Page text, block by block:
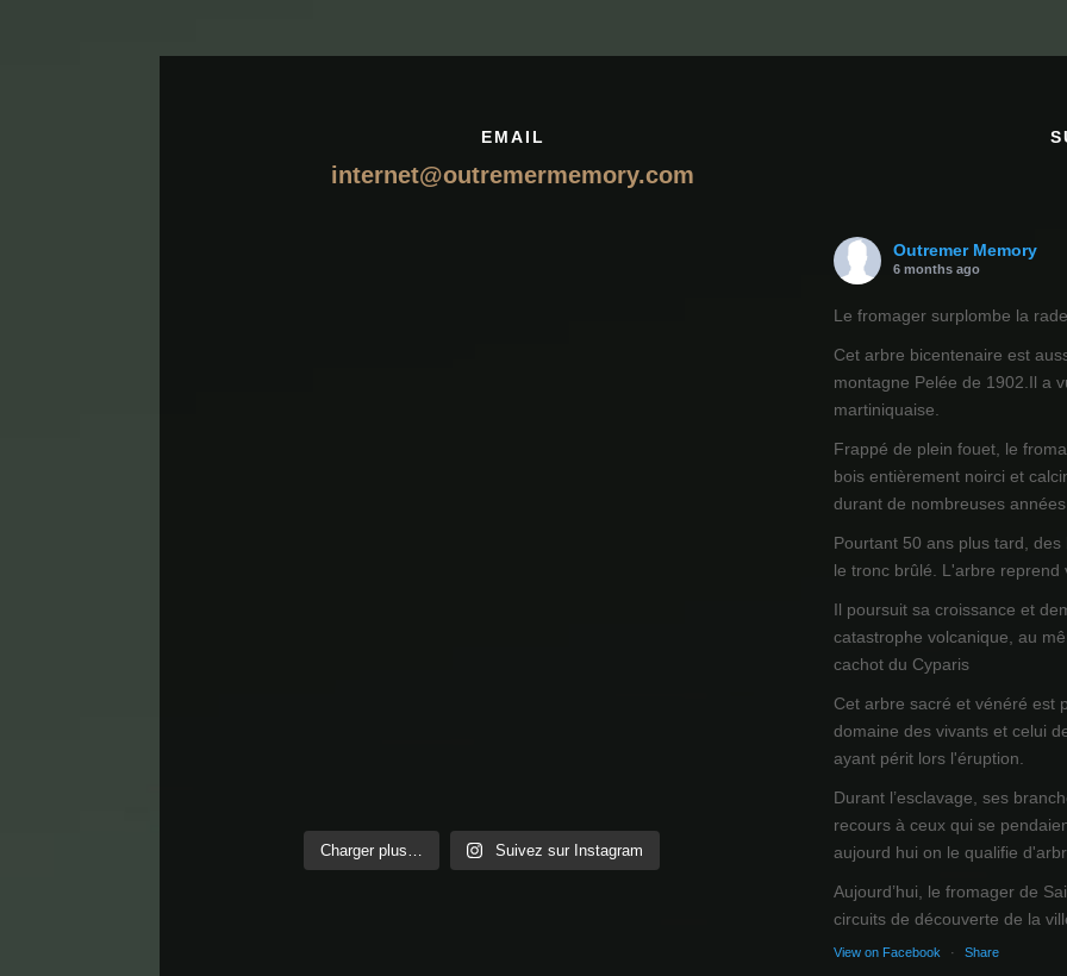
EMAIL
internet@outremermemory.com
Charger plus… Suivez sur Instagram
Outremer Memory
6 months ago
Le fromager surplombe la
Cet arbre bicentenaire est
montagne Pelée de 1902.Il a
martiniquaise.
Frappé de plein fouet, le
bois entièrement noirci et
durant de nombreuses
Pourtant 50 ans plus tard,
le tronc brûlé. L'arbre
Il poursuit sa croissance et
catastrophe volcanique, au
cachot du Cyparis
Cet arbre sacré et vénéré est
domaine des vivants et celui
ayant périt lors l'éruption.
Durant l’esclavage, ses
recours à ceux qui se
aujourd hui on le qualifie
Aujourd’hui, le fromager de
circuits de découverte de la
View on Facebook · Share